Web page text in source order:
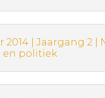
2014 | Jaargang 2
en politiek